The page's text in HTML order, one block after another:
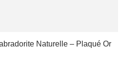
Naturelle – Plaqué Or